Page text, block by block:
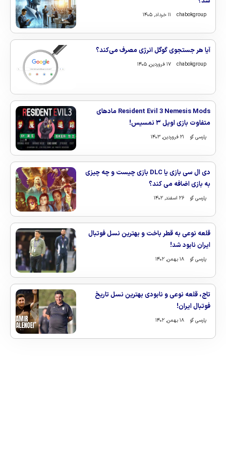
chabokgroup ۱۱ خرداد, ۱۴۰۵
آیا هر جستجوی گوگل انرژی مصرف می‌کند؟
chabokgroup ۱۷ فروردین, ۱۴۰۵
Resident Evil 3 Nemesis Mods مادهای
متفاوت بازی اویل ۳ نمسیس!
پارسی گو ۲۱ فروردین, ۱۴۰۳
دی ال سی بازی یا DLC بازی چیست و چه چیزی
به بازی اضافه می کند؟
پارسی گو ۲۶ اسفند, ۱۴۰۲
قلعه نوعی به قطر باخت و بهترین نسل فوتبال
ایران نابود شد!
پارسی گو ۱۸ بهمن, ۱۴۰۲
تاج، قلعه نوعی و نابودی بهترین نسل تاریخ
فوتبال ایران!
پارسی گو ۱۸ بهمن, ۱۴۰۲